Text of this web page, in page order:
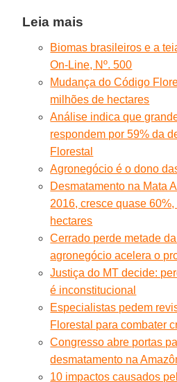
Leia mais
Biomas brasileiros e a
On-Line, Nº. 500
Mudança do Código
milhões de hectares
Análise indica que
respondem por 59% da
Florestal
Agronegócio é o dono
Desmatamento na Mata
2016, cresce quase
hectares
Cerrado perde metade
agronegócio acelera o
Justiça do MT decide:
é inconstitucional
Especialistas pedem
Florestal para combater
Congresso abre portas
desmatamento na
10 impactos causados